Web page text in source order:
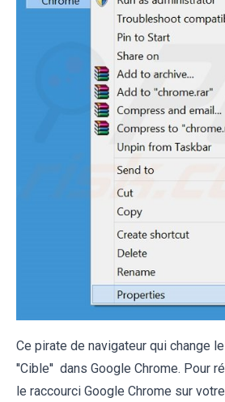
Ce pirate de navigateur qui change
''Cible'' dans Google Chrome. Pour
le raccourci Google Chrome sur